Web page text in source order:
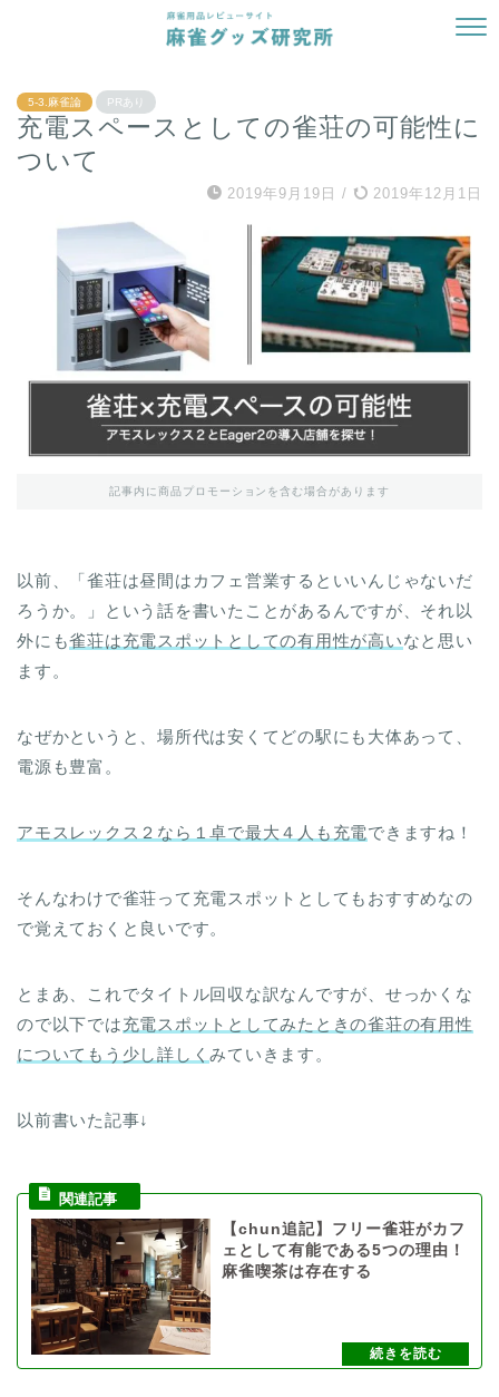
5-3.麻雀論 PRあり
充電スペースとしての雀荘の可能性に
ついて
2019年9月19日 / 2019年12月1日
記事内に商品プロモーションを含む場合があります
以前、「雀荘は昼間はカフェ営業するといいんじゃないだ
ろうか。」という話を書いたことがあるんですが、それ以
外にも雀荘は充電スポットとしての有用性が高いなと思い
ます。
なぜかというと、場所代は安くてどの駅にも大体あって、
電源も豊富。
アモスレックス２なら１卓で最大４人も充電できますね！
そんなわけで雀荘って充電スポットとしてもおすすめなの
で覚えておくと良いです。
とまあ、これでタイトル回収な訳なんですが、せっかくな
ので以下では充電スポットとしてみたときの雀荘の有用性
についてもう少し詳しくみていきます。
以前書いた記事↓
【chun追記】フリー雀荘がカフ
ェとして有能である5つの理由！
麻雀喫茶は存在する